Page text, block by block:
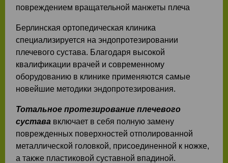
повреждением вращательной манжеты плеча
Берлинская ортопедическая клиника
специализируется на эндопротезировании
плечевого сустава. Благодаря высокой
квалификации врачей и современному
оборудованию в клинике применяются самые
новейшие методики эндопротезирования.
Тотальное протезирование плечевого
сустава включает в себя полную замену
поврежденных поверхностей отполированной
металлической головкой, присоединенной к ножке,
а также пластиковой суставной впадиной.